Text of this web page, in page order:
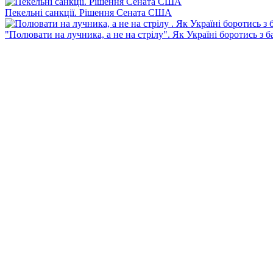
Пекельні санкції. Рішення Сената США
"Полювати на лучника, а не на стрілу". Як Україні боротись з